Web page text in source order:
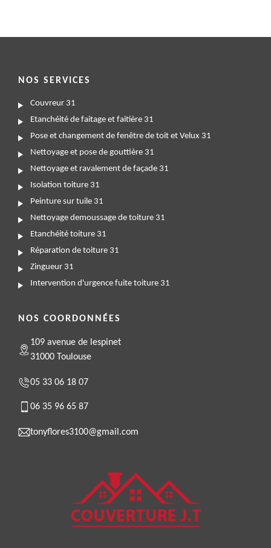
NOS SERVICES
Couvreur 31
Etanchéité de faitage et faitière 31
Pose et changement de fenêtre de toit et Velux 31
Nettoyage et pose de gouttière 31
Nettoyage et ravalement de façade 31
Isolation toiture 31
Peinture sur tuile 31
Nettoyage demoussage de toiture 31
Etanchéité toiture 31
Réparation de toiture 31
Zingueur 31
Intervention d'urgence fuite toiture 31
NOS COORDONNÉES
109 avenue de lespinet
31000 Toulouse
05 33 06 18 07
06 35 96 65 87
tonyflores3100@gmail.com